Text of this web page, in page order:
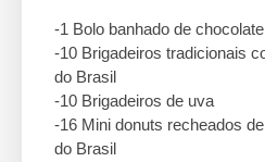
-1 Bolo banhado de chocolate
-10 Brigadeiros tradicionais
do Brasil
-10 Brigadeiros de uva
-16 Mini donuts recheados
do Brasil